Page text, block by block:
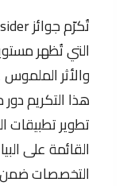
التي تُظهر
والأثر
هذا التكريم
تطوير تطبيقات
القائمة على
التخصصات ضمن